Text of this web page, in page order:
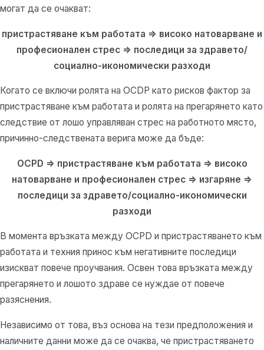
могат да се очакват:
пристрастяване към работата => високо натоварване и
професионален стрес => последици за здравето/
социално-икономически разходи
Когато се включи ролята на OCDP като рисков фактор за
пристрастяване към работата и ролята на прегарянето като
следствие от лошо управляван стрес на работното място,
причинно-следствената верига може да бъде:
OCPD => пристрастяване към работата => високо
натоварване и професионален стрес => изгаряне =>
последици за здравето/социално-икономически
разходи
В момента връзката между OCPD и пристрастяването към
работата и техния принос към негативните последици
изискват повече проучвания. Освен това връзката между
прегарянето и лошото здраве се нуждае от повече
разяснения.
Независимо от това, въз основа на тези предположения и
наличните данни може да се очаква, че пристрастяването